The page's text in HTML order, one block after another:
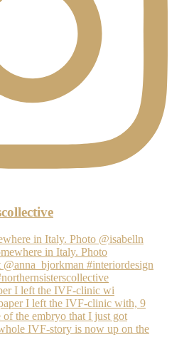
in Italy. Photo @isabelln
I left the IVF-clinic wi